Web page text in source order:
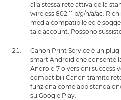
alla stessa rete attiva della
wireless 802.11 b/g/n/a/ac.
media compatibile ed è
tale account. Possono
Canon Print Service è un
smart Android che consente
Android 7 o versioni
compatibili Canon tramite
funziona come app
su Google Play.